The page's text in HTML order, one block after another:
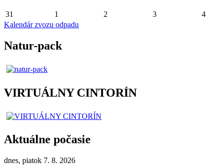
31 1 2 3
4
Kalendár zvozu odpadu
Natur-pack
VIRTUÁLNY CINTORÍN
Aktuálne počasie
dnes, piatok 7. 8. 2026